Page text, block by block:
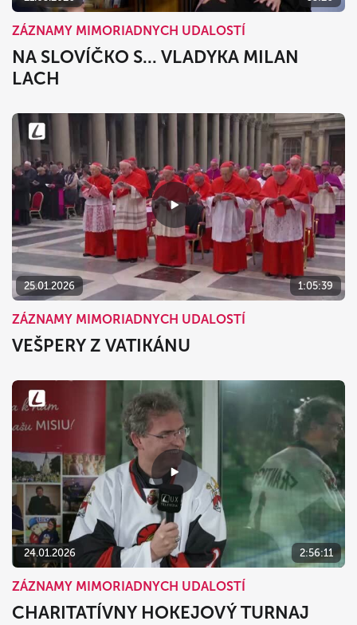
ZÁZNAMY MIMORIADNYCH UDALOSTÍ
NA SLOVÍČKO S... VLADYKA MILAN
LACH
25.01.2026 1:05:39
ZÁZNAMY MIMORIADNYCH UDALOSTÍ
VEŠPERY Z VATIKÁNU
24.01.2026 2:56:11
ZÁZNAMY MIMORIADNYCH UDALOSTÍ
CHARITATÍVNY HOKEJOVÝ TURNAJ